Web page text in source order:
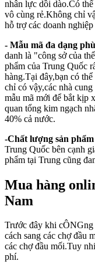
nhân lực dồi dào.Có
vô cùng rẻ.Không chỉ
hỗ trợ các doanh
- Mẫu mã đa dạng
danh là "công sở của
phẩm của Trung Quốc
hàng.Tại đây,bạn có
chỉ có vậy,các nhà
mẫu mã mới để bắt kịp
quan tổng kim ngạch
40% cả nước.
-Chất lượng sản
Trung Quốc bên cạnh
phẩm tại Trung cũng
Mua hàng
Nam
Trước đây khi cÔNGng
cách sang các chợ đầu
các chợ đầu mối.Tuy
phí.